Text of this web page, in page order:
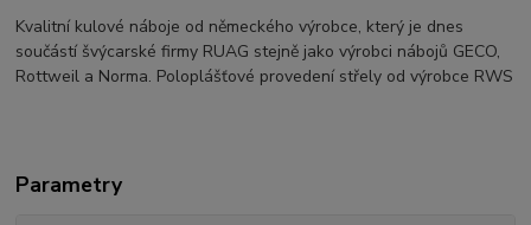
Kvalitní kulové náboje od německého výrobce, který je dnes
součástí švýcarské firmy RUAG stejně jako výrobci nábojů GECO,
Rottweil a Norma. Poloplášťové provedení střely od výrobce RWS
Parametry